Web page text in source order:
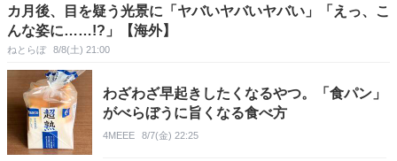
カ月後、目を疑う光景に「ヤバいヤバいヤバい」「えっ、こ
んな姿に……!?」【海外】
ねとらぼ 8/8(土) 21:00
わざわざ早起きしたくなるやつ。「食パン」
がべらぼうに旨くなる食べ方
4MEEE 8/7(金) 22:25